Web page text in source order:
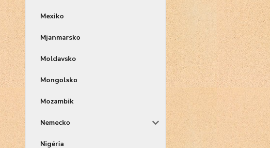
Mexiko
Mjanmarsko
Moldavsko
Mongolsko
Mozambik
Nemecko
Nigéria